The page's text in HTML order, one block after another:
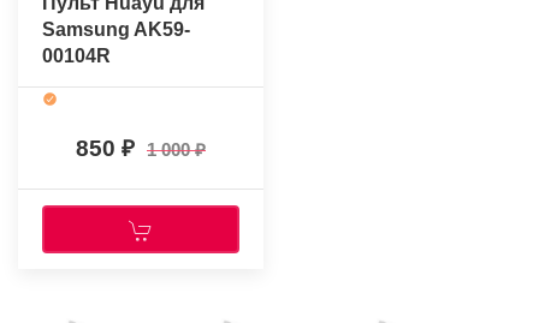
Samsung AK59-
00104R
850 1 000